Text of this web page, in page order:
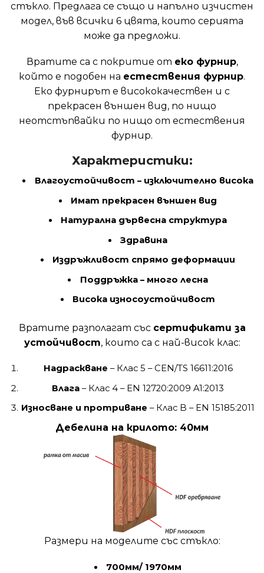
стъкло. Предлага се също и напълно изчистен
модел, във всички 6 цвята, които серията
може да предложи.
Вратите са с покритие от еко фурнир,
който е подобен на естествения фурнир.
Еко фурнирът е висококачествен и с
прекрасен външен вид, по нищо
неотстъпвайки по нищо от естествения
фурнир.
Характеристики:
Влагоустойчивост – изключително висока
Имат прекрасен външен вид
Натурална дървесна структура
Здравина
Издръжливост спрямо деформации
Поддръжка – много лесна
Висока износоустойчивост
Вратите разполагат със сертификати за
устойчивост, които са с най-висок клас:
Надраскване – Клас 5 – CEN/TS 16611:2016
Влага – Клас 4 – EN 12720:2009 A1:2013
Износване и протриване – Клас B – EN 15185:2011
Дебелина на крилото: 40мм
Размери на моделите със стъкло:
700мм/ 1970мм